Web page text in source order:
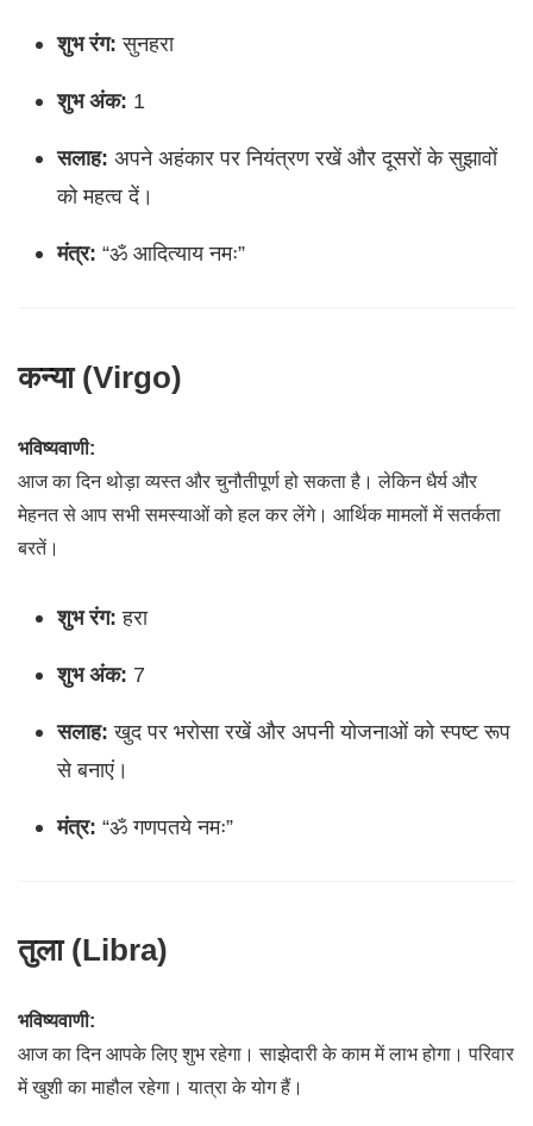
शुभ रंग: सुनहरा
शुभ अंक: 1
सलाह: अपने अहंकार पर नियंत्रण रखें और दूसरों के सुझावों
को महत्व दें।
मंत्र: “ॐ आदित्याय नमः”
कन्या (Virgo)
भविष्यवाणी:
आज का दिन थोड़ा व्यस्त और चुनौतीपूर्ण हो सकता है। लेकिन धैर्य और
मेहनत से आप सभी समस्याओं को हल कर लेंगे। आर्थिक मामलों में सतर्कता
बरतें।
शुभ रंग: हरा
शुभ अंक: 7
सलाह: खुद पर भरोसा रखें और अपनी योजनाओं को स्पष्ट रूप
से बनाएं।
मंत्र: “ॐ गणपतये नमः”
तुला (Libra)
भविष्यवाणी:
आज का दिन आपके लिए शुभ रहेगा। साझेदारी के काम में लाभ होगा। परिवार
में खुशी का माहौल रहेगा। यात्रा के योग हैं।